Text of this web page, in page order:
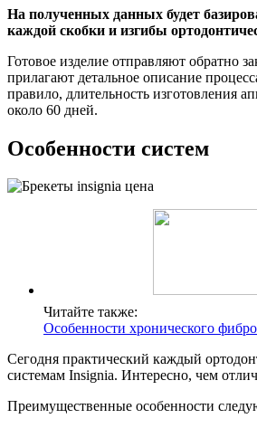
На полученных данных будет
каждой скобки и изгибы
Готовое изделие отправляют обратно
прилагают детальное описание
правило, длительность изготовления
около 60 дней.
Особенности систем
Читайте также:
Особенности хронического
Сегодня практический каждый
системам Insignia. Интересно, чем
Преимущественные особенности